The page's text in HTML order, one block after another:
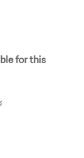
for this